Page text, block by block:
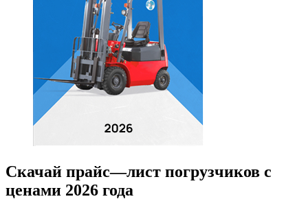
Скачай прайс—лист погрузчиков с
ценами 2026 года